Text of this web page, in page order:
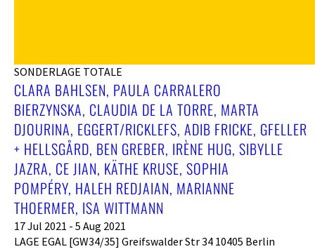
SONDERLAGE TOTALE
CLARA BAHLSEN, PAULA CARRALERO
BIERZYNSKA, CLAUDIA DE LA TORRE, MARTA
DJOURINA, EGGERT/RICKLEFS, ADIB FRICKE, GFELLER
+ HELLSGÅRD, BEN GREBER, IRÈNE HUG, SIBYLLE
JAZRA, CE JIAN, KÄTHE KRUSE, SOPHIA
POMPÉRY, HALEH REDJAIAN, MARIANNE
THOERMER, ISA WITTMANN
17 Jul 2021 - 5 Aug 2021
LAGE EGAL [GW34/35] Greifswalder Str 34 10405 Berlin